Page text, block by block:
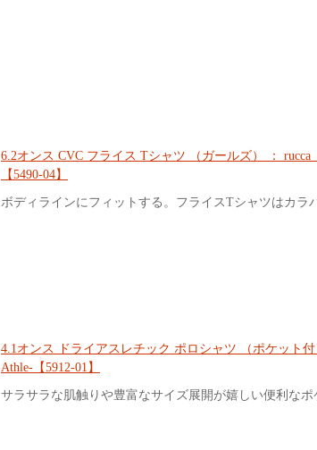
6.2オンス CVC フライス Tシャツ （ガールズ） ： rucca
【5490-04】
ボディラインにフィットする。フライスTシャツはカラ
4.1オンス ドライアスレチック ポロシャツ （ポケット
Athle-【5912-01】
サラサラな肌触りや豊富なサイズ展開が嬉しい便利なポ